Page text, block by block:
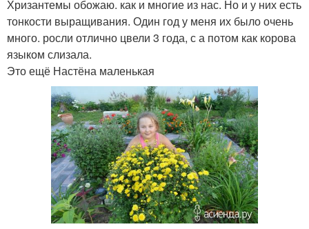
Хризантемы обожаю. как и многие из нас. Но и у них есть
тонкости выращивания. Один год у меня их было очень
много. росли отлично цвели 3 года, с а потом как корова
языком слизала.
Это ещё Настёна маленькая